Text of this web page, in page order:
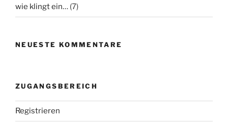
wie klingt ein… (7)
NEUESTE KOMMENTARE
ZUGANGSBEREICH
Registrieren